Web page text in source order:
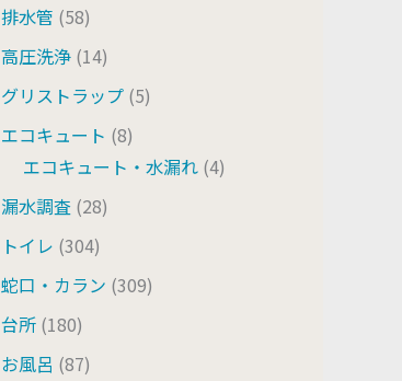
排水管 (58)
高圧洗浄 (14)
グリストラップ (5)
エコキュート (8)
エコキュート・水漏れ (4)
漏水調査 (28)
トイレ (304)
蛇口・カラン (309)
台所 (180)
お風呂 (87)